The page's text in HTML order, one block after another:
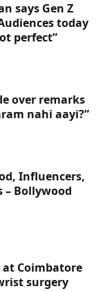
says Gen Z
today
perfect”
over remarks
nahi aayi?”
Influencers,
– Bollywood
at Coimbatore
surgery